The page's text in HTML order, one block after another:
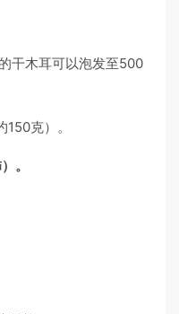
干木耳可以泡发至500
克）。
。